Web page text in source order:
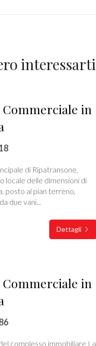
interessarti
Commerciale in
di Ripatransone,
locale delle dimensioni di
posto al pian terreno,
due vani...
Dettagli
Commerciale in
complesso immobiliare La